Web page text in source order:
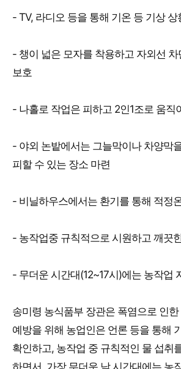
- TV, 라디오 등을 통해 기온 등 기상
- 챙이 넓은 모자를 착용하고 자외선
보호
- 나홀로 작업은 피하고 2인1조로 움직
- 야외 논밭에서는 그늘막이나 차양막
피할 수 있는 장소 마련
- 비닐하우스에서는 환기를 통해 적정
- 농작업중 규칙적으로 시원하고 깨끗
- 무더운 시간대(12~17시)에는 농작업
송미령 농식품부 장관은 폭염으로 인
예방을 위해 농업인은 언론 등을 통해
확인하고, 농작업 중 규칙적인 물 섭취
하면서, 가장 무더운 낮 시간대에는 농